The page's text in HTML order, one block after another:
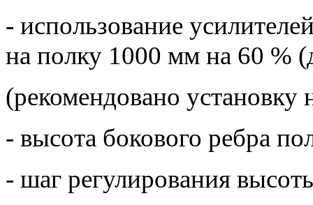
- использование
на полку 1000 мм на 60 %
(рекомендовано
- высота бокового ребра
- шаг регулирования